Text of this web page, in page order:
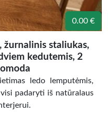
0.00 €
žurnalinis staliukas,
kedutemis, 2
ledo lemputėmis,
padaryti iš natūralaus